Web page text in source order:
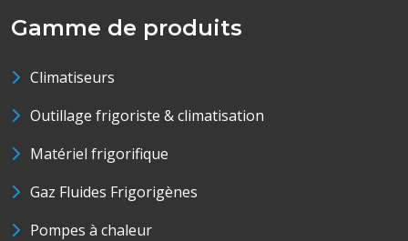
Gamme de produits
Climatiseurs
Outillage frigoriste & climatisation
Matériel frigorifique
Gaz Fluides Frigorigènes
Pompes à chaleur